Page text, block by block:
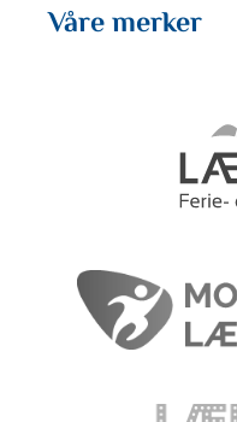
Våre merker